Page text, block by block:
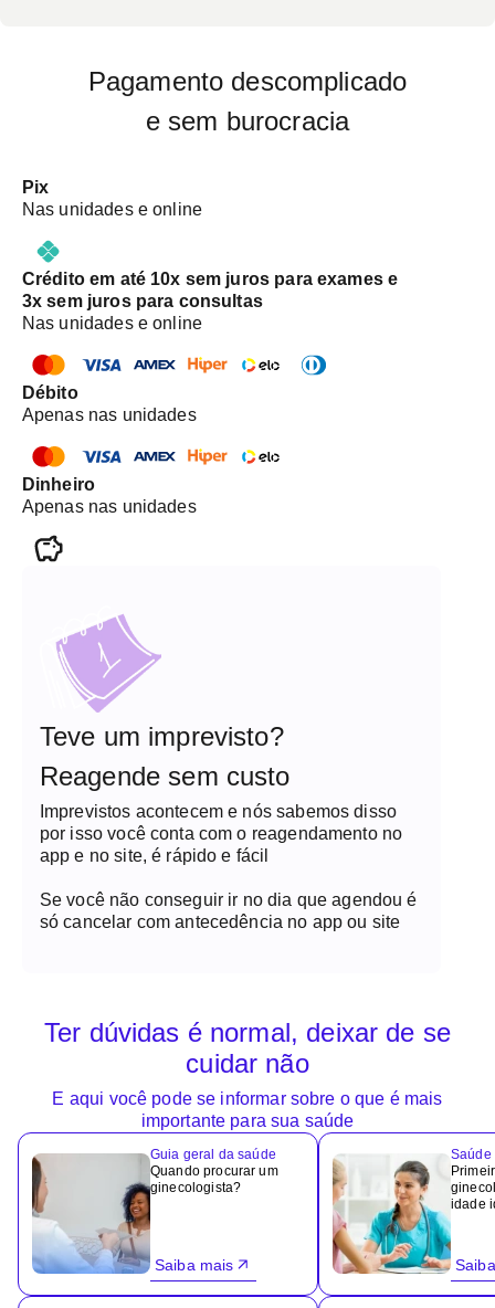
Pagamento descomplicado
e sem burocracia
Pix
Nas unidades e online
Crédito em até 10x sem juros para exames e
3x sem juros para consultas
Nas unidades e online
Débito
Apenas nas unidades
Dinheiro
Apenas nas unidades
Teve um imprevisto?
Reagende sem custo
Imprevistos acontecem e nós sabemos disso
por isso você conta com o reagendamento no
app e no site, é rápido e fácil
Se você não conseguir ir no dia que agendou é
só cancelar com antecedência no app ou site
Ter dúvidas é normal, deixar de se
cuidar não
E aqui você pode se informar sobre o que é mais
importante para sua saúde
Guia geral da saúde
Quando procurar um
ginecologista?
Saiba mais
Saúde
idade